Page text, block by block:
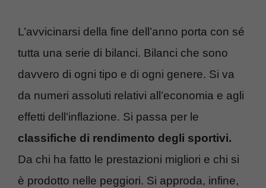
L’avvicinarsi della fine dell’anno porta con sé
tutta una serie di bilanci. Bilanci che sono
davvero di ogni tipo e di ogni genere. Si va
da numeri assoluti relativi all’economia e agli
effetti dell’inflazione. Si passa per le
classifiche di rendimento degli sportivi.
Da chi ha fatto le prestazioni migliori e chi si
è prodotto nelle peggiori. Si approda, infine,